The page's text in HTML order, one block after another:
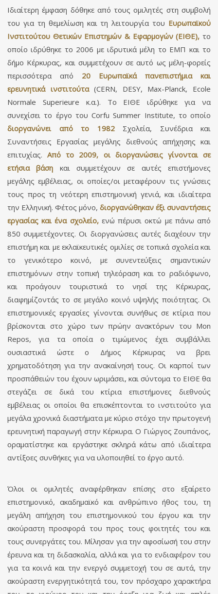
Ιδιαίτερη έμφαση δόθηκε από τους ομιλητές στη συμβολή
του για τη θεμελίωση και τη λειτουργία του Ευρωπαϊκού
Ινστιτούτου Θετικών Επιστημών & Εφαρμογών (ΕΙΘΕ), το
οποίο ιδρύθηκε το 2006 με ιδρυτικά μέλη το ΕΜΠ και το
δήμο Κέρκυρας, και συμμετέχουν σε αυτό ως μέλη-φορείς
περισσότερα από 20 Ευρωπαϊκά πανεπιστήμια και
ερευνητικά ινστιτούτα(CERN, DESY, Max-Planck, Ecole
Normale Superieure κ.α.). Το ΕΙΘΕ ιδρύθηκε για να
συνεχίσει το έργο του Corfu Summer Institute, το οποίο
διοργανώνει από το 1982Σχολεία, Συνέδρια και
Συναντήσεις Εργασίας μεγάλης διεθνούς απήχησης και
επιτυχίας.Από το 2009, οι διοργανώσεις γίνονται σε
ετήσια βάση και συμμετέχουν σε αυτές επιστήμονες
μεγάλης εμβέλειας, οι οποίες/οι μεταφέρουν τις γνώσεις
τους προς τη νεότερη επιστημονική γενιά, και ιδιαίτερα
την Ελληνική. Φέτος μόνο, διοργανώθηκαν έξι συναντήσεις
εργασίας και ένα σχολείο,ενώ πέρυσι οκτώ με πάνω από
850 συμμετέχοντες. Οι διοργανώσεις αυτές διαχέουν την
επιστήμη και με εκλαϊκευτικές ομιλίες σε τοπικά σχολεία και
το γενικότερο κοινό, με συνεντεύξεις σημαντικών
επιστημόνων στην τοπική τηλεόραση και το ραδιόφωνο,
και προάγουν τουριστικά το νησί της Κέρκυρας,
διαφημίζοντάς το σε μεγάλο κοινό υψηλής ποιότητας. Οι
επιστημονικές εργασίες γίνονται συνήθως σε κτίρια που
βρίσκονται στο χώρο των πρώην ανακτόρων του Mon
Repos, για τα οποία ο τιμώμενος έχει συμβάλλει
ουσιαστικά ώστε ο Δήμος Κέρκυρας να βρει
χρηματοδότηση για την ανακαίνησή τους. Οι καρποί των
προσπάθειών του έχουν ωριμάσει, και σύντομα το ΕΙΘΕ θα
στεγάζει σε δικά του κτίρια επιστήμονες διεθνούς
εμβέλειας οι οποίοι θα επισκέπτονται το ινστιτούτο για
μεγάλα χρονικά διαστήματα με κύριο στόχο την πρωτογενή
ερευνητική παραγωγή στην Κέρκυρα. Ο Γιώργος Ζουπάνος,
οραματίστηκε και εργάστηκε σκληρά κάτω από ιδιαίτερα
αντίξοες συνθήκες για να υλοποιηθεί το έργο αυτό.
Όλοι οι ομιλητές αναφέρθηκαν επίσης στο εξαίρετο
επιστημονικό, ακαδημαϊκό και ανθρώπινο ήθος του, τη
μεγάλη απήχηση του επιστημονικού του έργου και την
ακούραστη προσφορά του προς τους φοιτητές του και
τους συνεργάτες του. Μίλησαν για την αφοσίωσή του στην
έρευνα και τη διδασκαλία, αλλά και για το ενδιαφέρον του
για τα κοινά και την ενεργό συμμετοχή του σε αυτά, την
ακούραστη ενεργητικότητά του, τον πρόσχαρο χαρακτήρα